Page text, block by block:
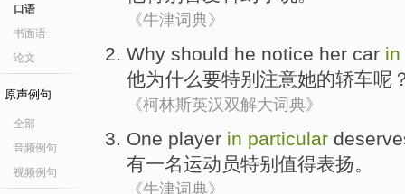
口语
书面语
论文
原声例句
全部
音频例句
视频例句
《牛津词典》
Why should he notice her car in
他为什么要特别 注意她的轿车呢
《柯林斯英汉双解大词典》
One player in particular
有一名运动员特别 值得表扬 。
《牛津词典》